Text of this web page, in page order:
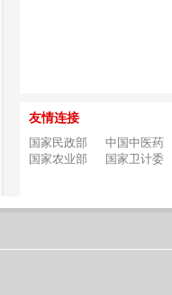
友情连接
国家民政部
中国中医药
国家农业部
国家卫计委